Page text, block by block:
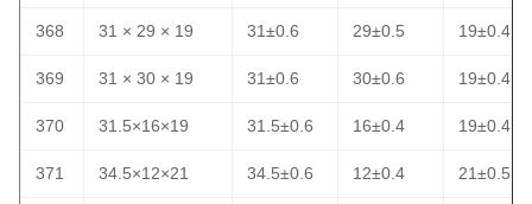
368 31 × 29 × 19 31±0.6 29±0.5 19±0.4
369 31 × 30 × 19 31±0.6 30±0.6 19±0.4
370 31.5×16×19 31.5±0.6 16±0.4 19±0.4
371 34.5×12×21 34.5±0.6 12±0.4 21±0.5